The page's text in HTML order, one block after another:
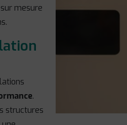
mesure
.
structures